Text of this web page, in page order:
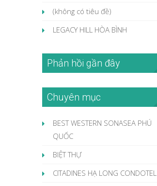
(không có tiêu đề)
LEGACY HILL HÒA BÌNH
Phản hồi gần đây
Chuyên mục
BEST WESTERN SONASEA PHÚ
QUỐC
BIỆT THỰ
CITADINES HẠ LONG CONDOTEL